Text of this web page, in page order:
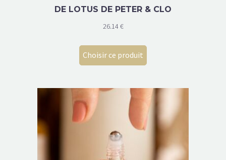
DE LOTUS DE PETER & CLO
26.14€
Choisir ce produit